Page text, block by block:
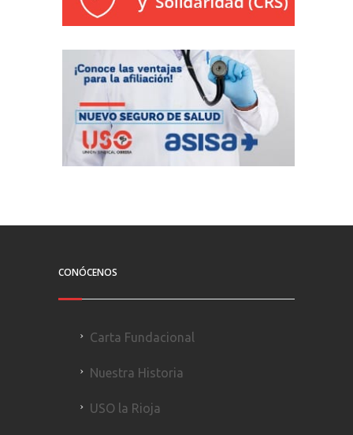
CONÓCENOS
Carta Fundacional
Nuestra Historia
USO la Rioja